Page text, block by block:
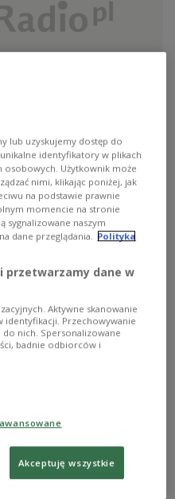
niespodzianek.
w soli morskiej z
Jeśli zamarynujemy
trzech dni zanim trafi na
obiad bez przystawki...
obiad przystawki tarta
ranek
do Trójki" codziennie od
lub uzyskujemy dostęp do
identyfikatory w plikach
osobowych. Użytkownik może
nimi, klikając poniżej, jak
na podstawie prawnie
momencie na stronie
sygnalizowane naszym
dane przeglądania.
Polityka
przetwarzamy dane w
Aktywne skanowanie
identyfikacji. Przechowywanie
nich. Spersonalizowane
badnie odbiorców i
Akceptuję wszystkie